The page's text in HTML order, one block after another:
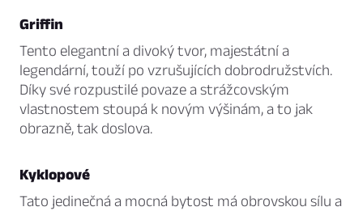
Griffin
Tento elegantní a divoký tvor, majestátní a
legendární, touží po vzrušujících dobrodružstvích.
Díky své rozpustilé povaze a strážcovským
vlastnostem stoupá k novým výšinám, a to jak
obrazně, tak doslova.
Kyklopové
Tato jedinečná a mocná bytost má obrovskou sílu a